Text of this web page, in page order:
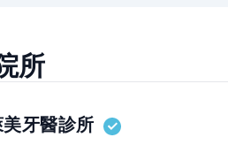
所
牙醫診所